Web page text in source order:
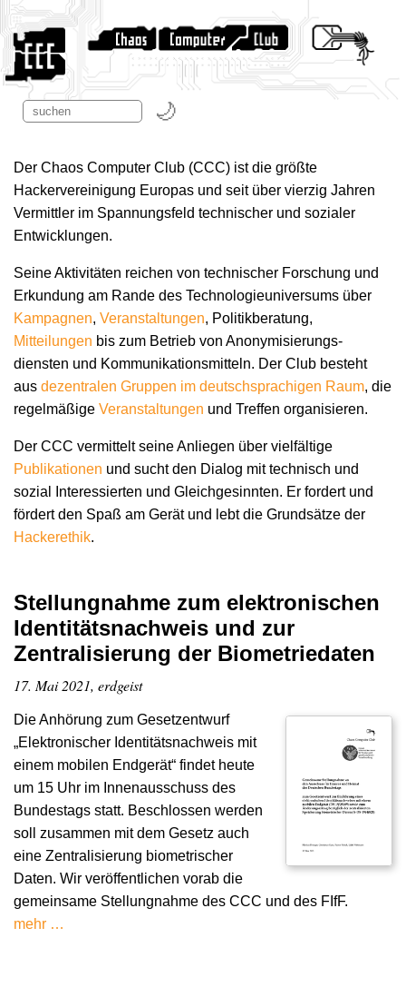
Der Chaos Computer Club (CCC) ist die größte
Hackervereinigung Europas und seit über vierzig Jahren
Vermittler im Spannungsfeld technischer und sozialer
Entwicklungen.
Seine Aktivitäten reichen von technischer Forschung und
Erkundung am Rande des Technologie­universums über
Kampagnen, Veranstaltungen, Politikberatung,
Mitteilungen bis zum Betrieb von Anonymisierungs­
diensten und Kommunikations­mitteln. Der Club besteht
aus dezentralen Gruppen im deutschsprachigen Raum, die
regelmäßige Veranstaltungen und Treffen organisieren.
Der CCC vermittelt seine Anliegen über vielfältige
Publikationen und sucht den Dialog mit technisch und
sozial Interessierten und Gleichgesinnten. Er fordert und
fördert den Spaß am Gerät und lebt die Grundsätze der
Hacker­ethik.
Stellungnahme zum elektronischen
Identitätsnachweis und zur
Zentralisierung der Biometriedaten
17. Mai 2021, erdgeist
Die Anhörung zum Gesetzentwurf
„Elektronischer Identitätsnachweis mit
einem mobilen Endgerät“ findet heute
um 15 Uhr im Innenausschuss des
Bundestags statt. Beschlossen werden
soll zusammen mit dem Gesetz auch
eine Zentralisierung biometrischer
Daten. Wir veröffentlichen vorab die
gemeinsame Stellungnahme des CCC und des FIfF.
mehr …